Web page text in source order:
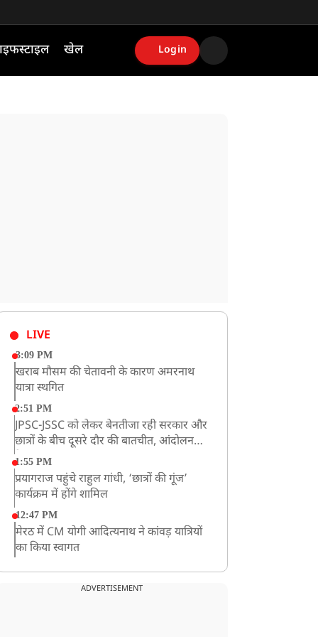
खेल Login
LIVE
3:09 PM
खराब मौसम की चेतावनी के कारण अमरनाथ
यात्रा स्थगित
2:51 PM
JPSC-JSSC को लेकर बेनतीजा रही सरकार और
छात्रों के बीच दूसरे दौर की बातचीत, आंदोलन
तेज
1:55 PM
प्रयागराज पहुंचे राहुल गांधी, ‘छात्रों की गूंज’
कार्यक्रम में होंगे शामिल
12:47 PM
मेरठ में CM योगी आदित्यनाथ ने कांवड़ यात्रियों
का किया स्वागत
असम बाढ़: 13 जिलों में 15 लाख से ज्यादा लोग
ADVERTISEMENT